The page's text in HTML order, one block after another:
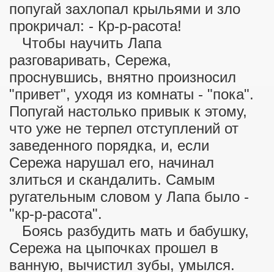
попугай захлопал крыльями и зло
прокричал: - Кр-р-расота!
Чтобы научить Лапа
разговаривать, Сережа,
проснувшись, внятно произносил
"привет", уходя из комнаты - "пока".
Попугай настолько привык к этому,
что уже не терпел отступлений от
заведенного порядка, и, если
Сережа нарушал его, начинал
злиться и скандалить. Самым
ругательным словом у Лапа было -
"кр-р-расота".
Боясь разбудить мать и бабушку,
Сережа на цыпочках прошел в
ванную, вычистил зубы, умылся.
вопросы